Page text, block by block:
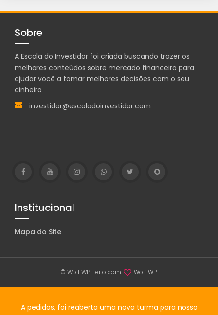
A pedidos, foi reaberta uma nova turma para nosso
Sobre
A Escola do Investidor foi criada buscando trazer os
melhores conteúdos sobre mercado financeiro para
ajudar você a tomar melhores decisões com o seu
dinheiro
investidor@escoladoinvestidor.com
Institucional
Mapa do Site
© Wolf WP. Feito com Wolf WP.